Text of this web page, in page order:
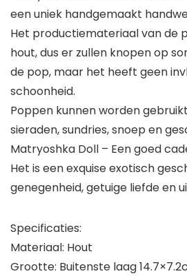
een uniek handgemaakt
Het productiemateriaal van de
hout, dus er zullen knopen op
de pop, maar het heeft geen
schoonheid.
Poppen kunnen worden
sieraden, sundries, snoep en
Matryoshka Doll – Een goed
Het is een exquise exotisch
genegenheid, getuige liefde en
Specificaties:
Materiaal: Hout
Grootte: Buitenste laag